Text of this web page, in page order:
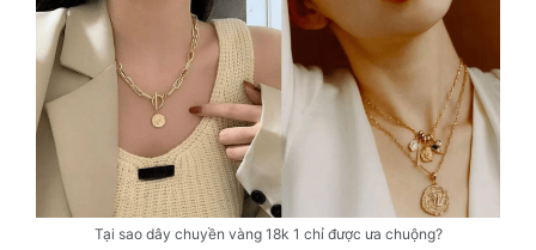
Tại sao dây chuyền vàng 18k 1 chỉ được ưa chuộng?